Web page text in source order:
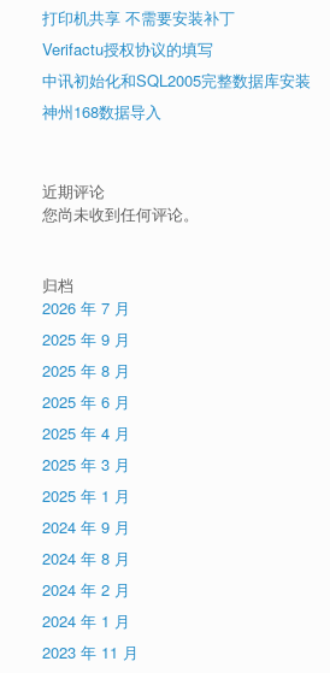
打印机共享 不需要安装补丁
Verifactu授权协议的填写
中讯初始化和SQL2005完整数据库安装
神州168数据导入
近期评论
您尚未收到任何评论。
归档
2026 年 7 月
2025 年 9 月
2025 年 8 月
2025 年 6 月
2025 年 4 月
2025 年 3 月
2025 年 1 月
2024 年 9 月
2024 年 8 月
2024 年 2 月
2024 年 1 月
2023 年 11 月